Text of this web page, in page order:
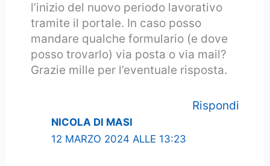
l’inizio del nuovo periodo lavorativo
tramite il portale. In caso posso
mandare qualche formulario (e dove
posso trovarlo) via posta o via mail?
Grazie mille per l’eventuale risposta.
Rispondi
NICOLA DI MASI
12 MARZO 2024 ALLE 13:23